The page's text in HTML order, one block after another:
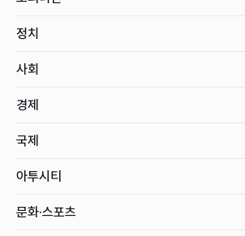
정치
사회
경제
국제
아투시티
문화·스포츠